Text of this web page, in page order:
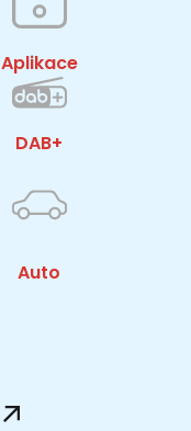
Aplikace
DAB+
Auto